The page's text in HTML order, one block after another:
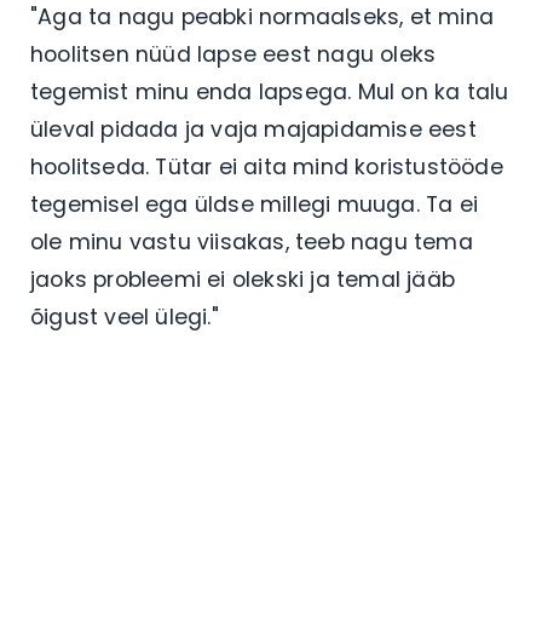
"Aga ta nagu peabki normaalseks, et mina
hoolitsen nüüd lapse eest nagu oleks
tegemist minu enda lapsega. Mul on ka talu
üleval pidada ja vaja majapidamise eest
hoolitseda. Tütar ei aita mind koristustööde
tegemisel ega üldse millegi muuga. Ta ei
ole minu vastu viisakas, teeb nagu tema
jaoks probleemi ei olekski ja temal jääb
õigust veel ülegi."